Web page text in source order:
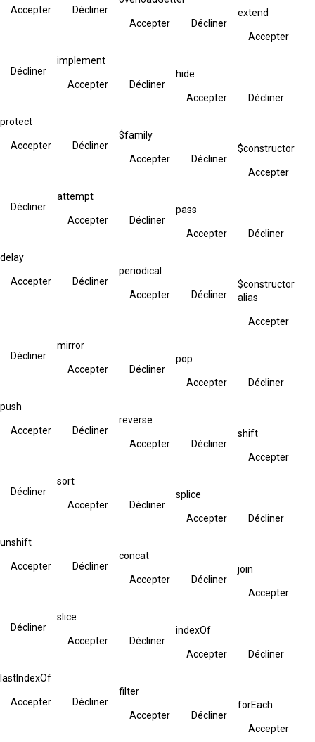
Accepter Décliner
Accepter Décliner
extend
Accepter
Décliner
implement
Accepter Décliner
hide
Accepter Décliner
protect
Accepter Décliner
$family
Accepter Décliner
$constructor
Accepter
Décliner
attempt
Accepter Décliner
pass
Accepter Décliner
delay
Accepter Décliner
periodical
Accepter Décliner
$constructor
alias
Accepter
Décliner
mirror
Accepter Décliner
pop
Accepter Décliner
push
Accepter Décliner
reverse
Accepter Décliner
shift
Accepter
Décliner
sort
Accepter Décliner
splice
Accepter Décliner
unshift
Accepter Décliner
concat
Accepter Décliner
join
Accepter
Décliner
slice
Accepter Décliner
indexOf
Accepter Décliner
lastIndexOf
Accepter Décliner
filter
Accepter Décliner
forEach
Accepter